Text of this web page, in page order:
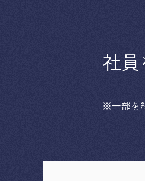
社員
※一部を